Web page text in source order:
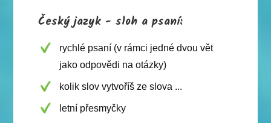
Český jazyk - sloh a psaní:
rychlé psaní (v rámci jedné dvou vět
jako odpovědi na otázky)
kolik slov vytvoříš ze slova ...
letní přesmyčky